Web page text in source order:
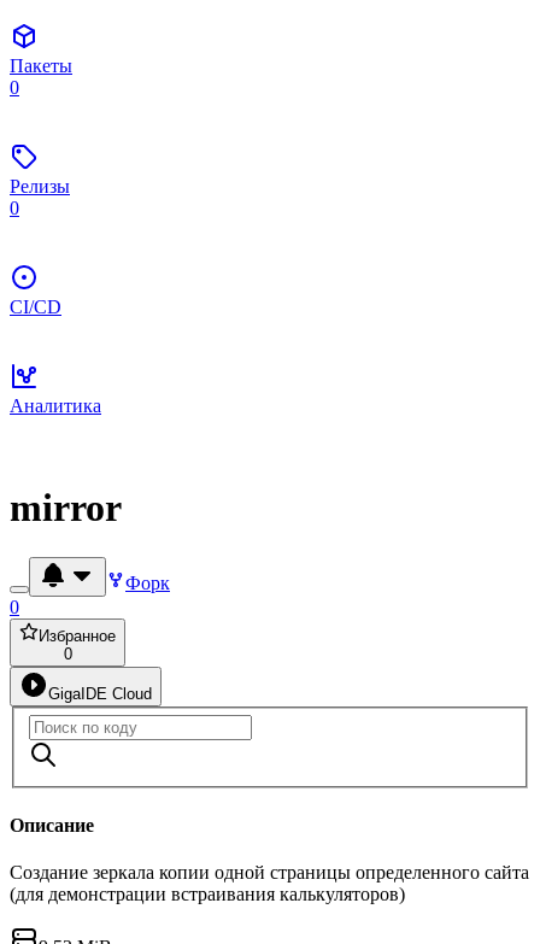
Пакеты
0
Релизы
0
CI/CD
Аналитика
mirror
Форк
0
Избранное
0
GigaIDE Cloud
Описание
Создание зеркала копии одной страницы определенного сайта
(для демонстрации встраивания калькуляторов)